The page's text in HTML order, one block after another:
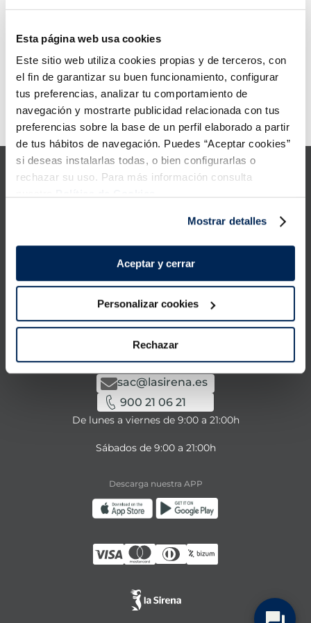
Esta página web usa cookies
Este sitio web utiliza cookies propias y de terceros, con
el fin de garantizar su buen funcionamiento, configurar
tus preferencias, analizar tu comportamiento de
navegación y mostrarte publicidad relacionada con tus
preferencias sobre la base de un perfil elaborado a partir
de tus hábitos de navegación. Puedes “Aceptar cookies”
si deseas instalarlas todas, o bien configurarlas o
rechazar su uso. Para más información consulta
Mostrar detalles
Aceptar y cerrar
Personalizar cookies
Rechazar
0,80 € Lata 33 cl
Añadir
Fanta limón
0,80 € Lata 33 cl
Añadir
Error:Request failed with status code 429
La Sirena
Contacta con nosotros
¿Tienes alguna consulta sobre nuestros servicios o
sac@lasirena.es
900 21 06 21
De lunes a viernes de 9:00 a 21:00h
Sábados de 9:00 a 21:00h
Descarga nuestra APP
6. croquetas
7. canelones
8. listísimos
9. gambon